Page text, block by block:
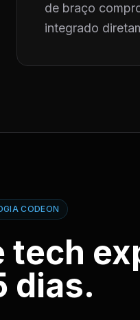
de braço
integrado
CODEON
tech
dias.